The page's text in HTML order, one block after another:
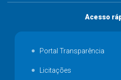
Acesso
Portal Transparência
Licitações